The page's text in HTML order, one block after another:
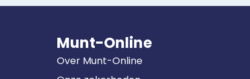
Munt-Online
Over Munt-Online